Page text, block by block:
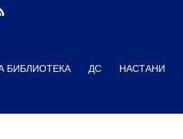
БИБЛИОТЕКА ДС НАСТАНИ